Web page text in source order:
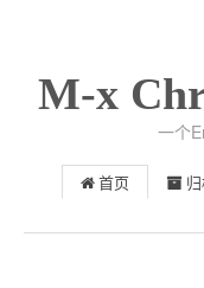
M-x
一个
首页 归